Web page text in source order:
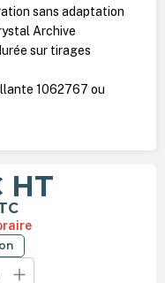
sans adaptation
Archive
sur tirages
1062767 ou
HT